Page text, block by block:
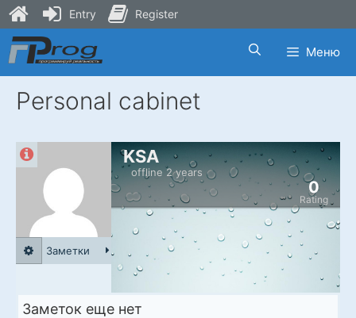
Skip
to
content
Меню
Personal cabinet
KSA
offline 2 years
Rating
0
Заметки
Заметок еще нет
Entry Register